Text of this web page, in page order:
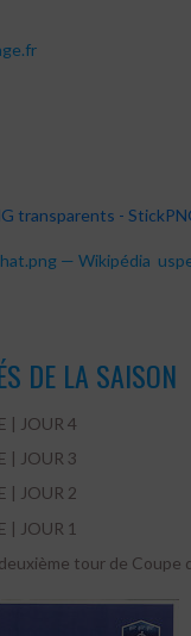
DE LA SAISON
| JOUR 4
| JOUR 3
| JOUR 2
| JOUR 1
tour de Coupe